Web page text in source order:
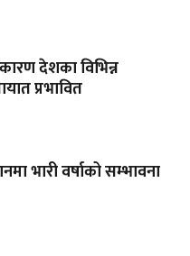
देशका विभिन्न
प्रभावित
भारी वर्षाको सम्भावना